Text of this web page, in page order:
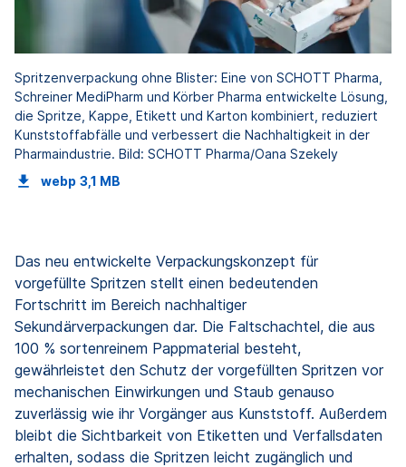
Spritzenverpackung ohne Blister: Eine von SCHOTT Pharma,
Schreiner MediPharm und Körber Pharma entwickelte Lösung,
die Spritze, Kappe, Etikett und Karton kombiniert, reduziert
Kunststoffabfälle und verbessert die Nachhaltigkeit in der
Pharmaindustrie. Bild: SCHOTT Pharma/Oana Szekely
webp 3,1 MB
Das neu entwickelte Verpackungskonzept für
vorgefüllte Spritzen stellt einen bedeutenden
Fortschritt im Bereich nachhaltiger
Sekundärverpackungen dar. Die Faltschachtel, die aus
100 % sortenreinem Pappmaterial besteht,
gewährleistet den Schutz der vorgefüllten Spritzen vor
mechanischen Einwirkungen und Staub genauso
zuverlässig wie ihr Vorgänger aus Kunststoff. Außerdem
bleibt die Sichtbarkeit von Etiketten und Verfallsdaten
erhalten, sodass die Spritzen leicht zugänglich und